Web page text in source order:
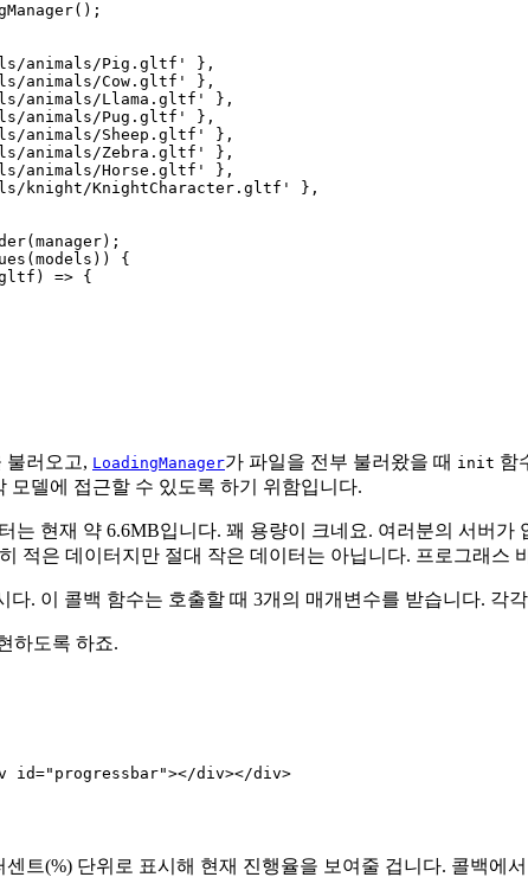
animals/Pig.gltf' },
animals/Cow.gltf' },
animals/Llama.gltf' },
animals/Pug.gltf' },
animals/Sheep.gltf' },
animals/Zebra.gltf' },
animals/Horse.gltf' },
knight/KnightCharacter.gltf' },
{
=> {
불러오고, LoadingManager가 파일을 전부 불러왔을 때 init 함
모델에 접근할 수 있도록 하기 위함입니다.
는 현재 약 6.6MB입니다. 꽤 용량이 크네요. 여러분의 서버
적은 데이터지만 절대 작은 데이터는 아닙니다. 프로그래
다. 이 콜백 함수는 호출할 때 3개의 매개변수를 받습니다. 각
하도록 하죠.
div></div>
센트(%) 단위로 표시해 현재 진행율을 보여줄 겁니다. 콜백에